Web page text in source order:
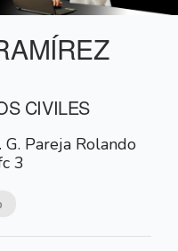
CIVILES
Pareja Rolando
3